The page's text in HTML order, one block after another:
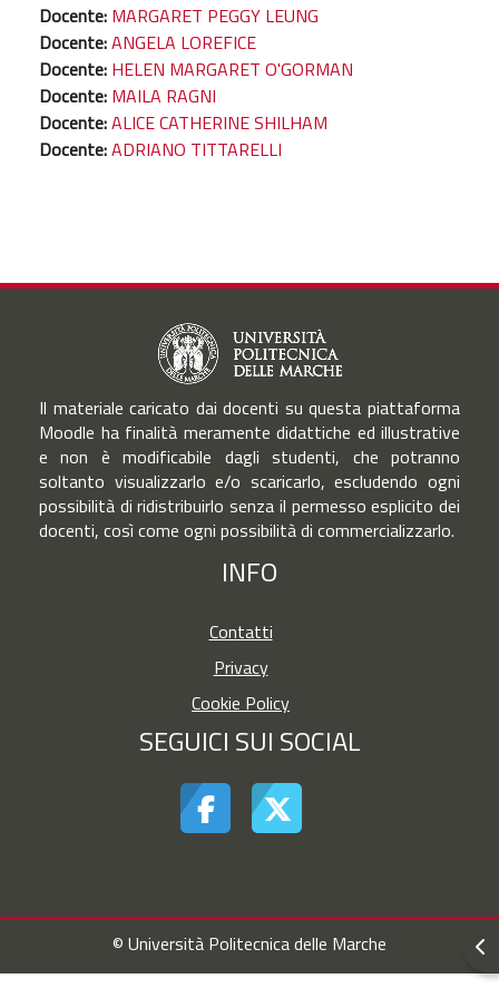
Docente: MARGARET PEGGY LEUNG
Docente:ANGELA LOREFICE
Docente: HELEN MARGARET O'GORMAN
Docente: MAILA RAGNI
Docente:ALICE CATHERINE SHILHAM
Docente:ADRIANO TITTARELLI
Il materiale caricato dai docenti su questa piattaforma
Moodle ha finalità meramente didattiche ed illustrative
e non è modificabile dagli studenti, che potranno
soltanto visualizzarlo e/o scaricarlo, escludendo ogni
possibilità di ridistribuirlo senza il permesso esplicito dei
docenti, così come ogni possibilità di commercializzarlo.
INFO
Contatti
Privacy
Cookie Policy
SEGUICI SUI SOCIAL
© Università Politecnica delle Marche